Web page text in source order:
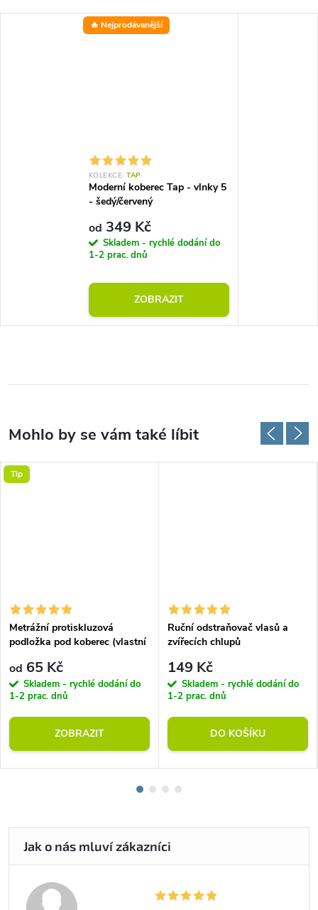
🔥 Nejprodávanější
KOLEKCE: TAP
Moderní koberec Tap - vlnky 5
- šedý/červený
od 349 Kč
Skladem - rychlé dodání do
1-2 prac. dnů
ZOBRAZIT
Tip
Metrážní protiskluzová
podložka pod koberec (vlastní
od 65 Kč
Skladem - rychlé dodání do
1-2 prac. dnů
ZOBRAZIT
Ruční odstraňovač vlasů a
zvířecích chlupů
149 Kč
Skladem - rychlé dodání do
1-2 prac. dnů
DO KOŠÍKU